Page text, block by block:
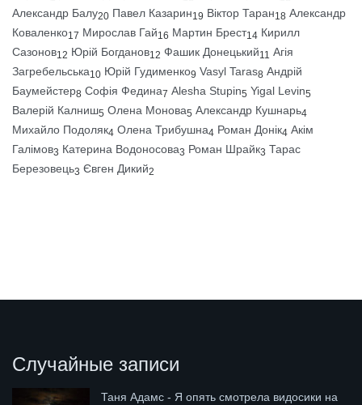
Александр Балу20 Павел Казарин19 Віктор Таран18 Александр
Коваленко17 Мирослав Гай16 Мартин Брест14 Кирилл
Сазонов12 Юрій Богданов12 Фашик Донецький11 Агія
Загребельська10 Юрій Гудименко9 Vasyl Taras8 Андрій
Баумейстер8 Софія Федина7 Alesha Stupin5 Yigal Levin5
Валерій Калниш5 Олена Монова5 Александр Кушнарь4
Михайло Подоляк4 Олена Трибушна4 Роман Донік4 Акім
Галімов3 Катерина Водоносова3 Роман Шрайк3 Тарас
Березовець3 Євген Дикий2
Случайные записи
Таня Адамс - Я опять смотрела видосики на